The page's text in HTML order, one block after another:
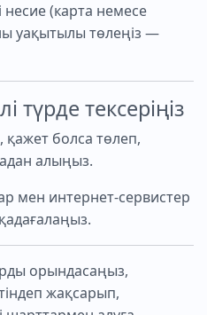
несие (карта немесе
уақытылы төлеңіз —
түрде тексеріңіз
қажет болса төлеп,
алыңыз.
мен интернет-сервистер
орындасаңыз,
жақсарып,